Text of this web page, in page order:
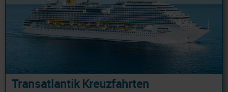
Transatlantik Kreuzfahrten